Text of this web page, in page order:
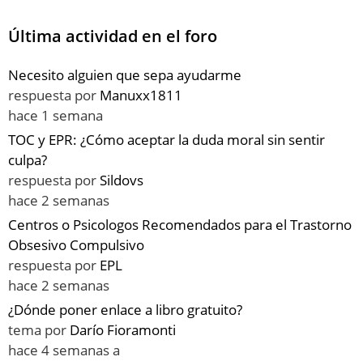
Última actividad en el foro
Necesito alguien que sepa ayudarme
respuesta por Manuxx1811
hace 1 semana
TOC y EPR: ¿Cómo aceptar la duda moral sin sentir
culpa?
respuesta porSildovs
hace 2 semanas
Centros o Psicologos Recomendados para el Trastorno
Obsesivo Compulsivo
respuesta por EPL
hace 2 semanas
¿Dónde poner enlace a libro gratuito?
tema por Darío Fioramonti
hace 4 semanas a